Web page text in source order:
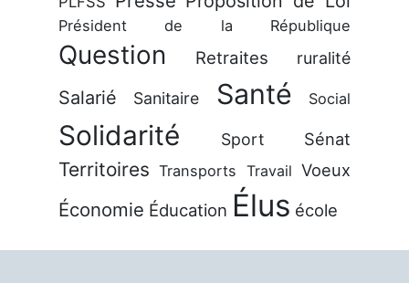
Président de la République
Question Retraites ruralité
Salarié Sanitaire Santé Social
Solidarité Sport Sénat
Territoires Transports Travail Voeux
Économie Éducation Élus école